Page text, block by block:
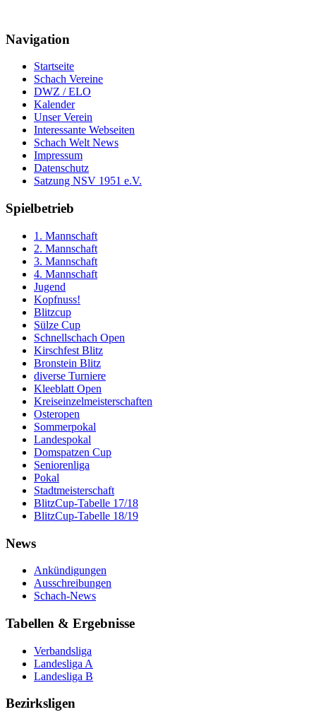
Navigation
Startseite
Schach Vereine
DWZ / ELO
Kalender
Unser Verein
Interessante Webseiten
Schach Welt News
Impressum
Datenschutz
Satzung NSV 1951 e.V.
Spielbetrieb
1. Mannschaft
2. Mannschaft
3. Mannschaft
4. Mannschaft
Jugend
Kopfnuss!
Blitzcup
Sülze Cup
Schnellschach Open
Kirschfest Blitz
Bronstein Blitz
diverse Turniere
Kleeblatt Open
Kreiseinzelmeisterschaften
Osteropen
Sommerpokal
Landespokal
Domspatzen Cup
Seniorenliga
Pokal
Stadtmeisterschaft
BlitzCup-Tabelle 17/18
BlitzCup-Tabelle 18/19
News
Ankündigungen
Ausschreibungen
Schach-News
Tabellen & Ergebnisse
Verbandsliga
Landesliga A
Landesliga B
Bezirksligen